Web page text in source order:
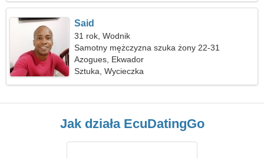
Said
31 rok, Wodnik
Samotny mężczyzna szuka żony 22-31
Azogues, Ekwador
Sztuka, Wycieczka
Jak działa EcuDatingGo